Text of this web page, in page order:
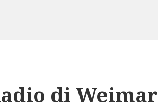
di Weimar